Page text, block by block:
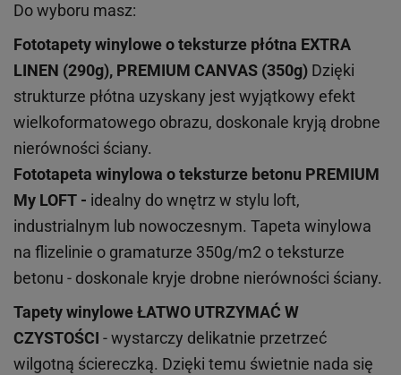
Do wyboru masz:
Fototapety winylowe oteksturze płótna EXTRA
LINEN (290g), PREMIUM CANVAS (350g) Dzięki
strukturze płótna uzyskany jest wyjątkowy efekt
wielkoformatowego obrazu, doskonale kryją drobne
nierówności ściany.
Fototapeta winylowa oteksturze betonu PREMIUM
My LOFT - idealny do wnętrz w stylu loft,
industrialnym lub nowoczesnym. Tapeta winylowa
na flizelinie o gramaturze 350g/m2 o teksturze
betonu - doskonale kryje drobne nierówności ściany.
Tapety winyloweŁATWO UTRZYMAĆ W
CZYSTOŚCI - wystarczy delikatnie przetrzeć
wilgotną ściereczką. Dzięki temu świetnie nada się